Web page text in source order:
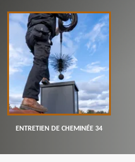
ENTRETIEN DE CHEMINÉE 34